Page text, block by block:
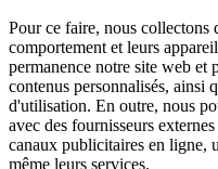
Pour ce faire, nous collectons
comportement et leurs
permanence notre site web et
contenus personnalisés, ainsi
d'utilisation. En outre, nous
avec des fournisseurs
canaux publicitaires en ligne,
même leurs services.